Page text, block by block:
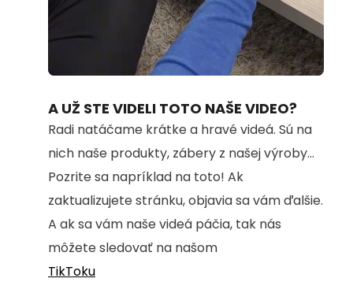
Loaded:
70.32%
A UŽ STE VIDELI TOTO NAŠE VIDEO?
Radi natáčame krátke a hravé videá. Sú na
nich naše produkty, zábery z našej výroby...
Pozrite sa napríklad na toto! Ak
zaktualizujete stránku, objavia sa vám ďalšie.
A ak sa vám naše videá páčia, tak nás
môžete sledovať na našom
TikToku